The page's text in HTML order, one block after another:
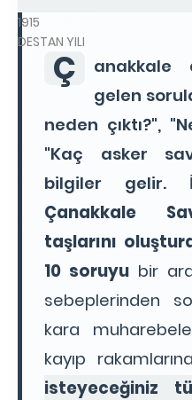
1915
DESTAN YILI
Ç
anakkale
gelen
neden çıktı?",
"Kaç asker
bilgiler gelir.
Çanakkale
taşlarını
10 soruyu bir
sebeplerinden
kara
kayıp
isteyeceğiniz